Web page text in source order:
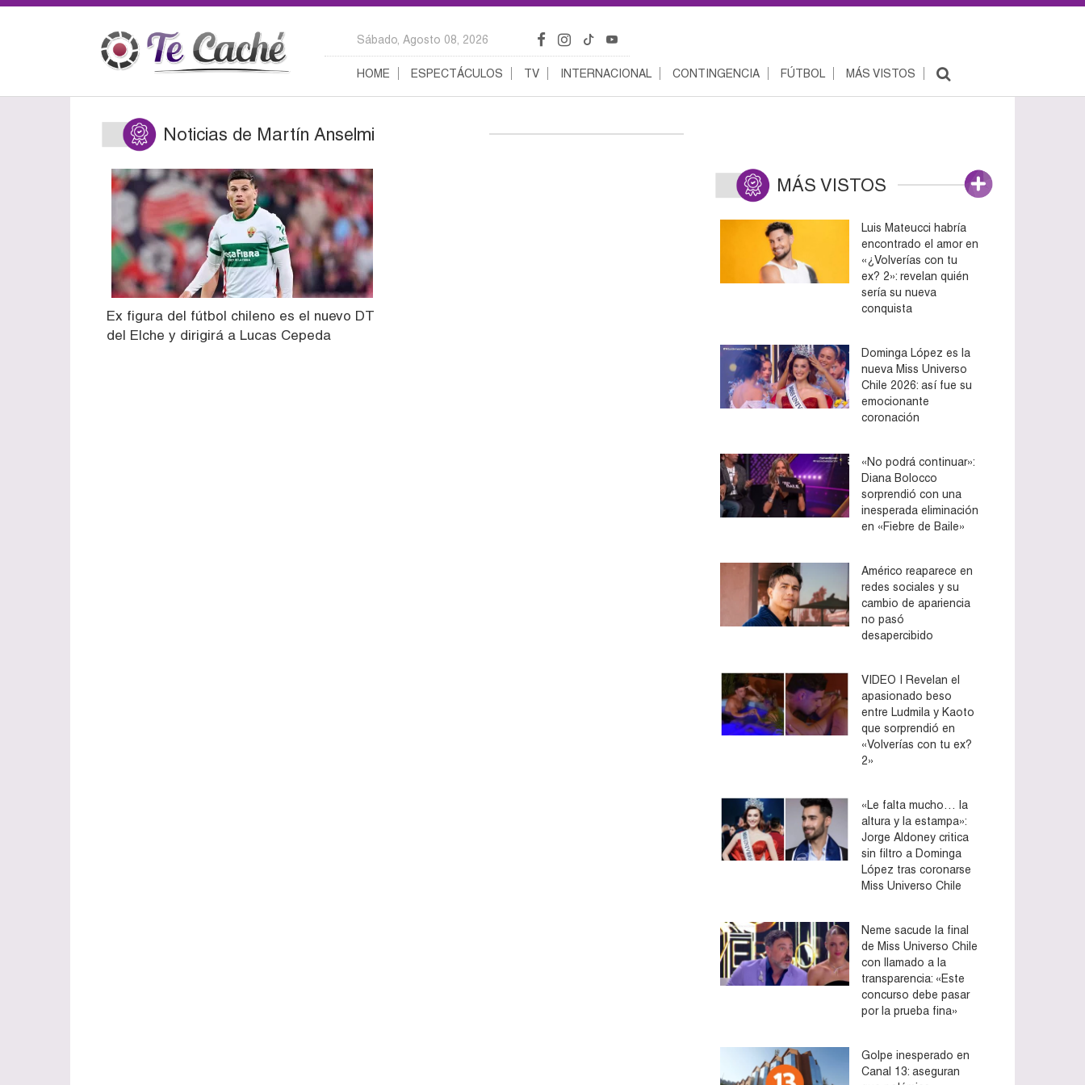
Sábado, Agosto 08, 2026
HOME ESPECTÁCULOS TV INTERNACIONAL CONTINGENCIA FÚTBOL MÁS VISTOS
Noticias de Martín Anselmi
Ex figura del fútbol chileno es el nuevo DT
del Elche y dirigirá a Lucas Cepeda
MÁS VISTOS
Luis Mateucci habría
encontrado el amor en
«¿Volverías con tu
ex? 2»: revelan quién
sería su nueva
conquista
Dominga López es la
nueva Miss Universo
Chile 2026: así fue su
emocionante
coronación
«No podrá continuar»:
Diana Bolocco
sorprendió con una
inesperada eliminación
en «Fiebre de Baile»
Américo reaparece en
redes sociales y su
cambio de apariencia
no pasó
desapercibido
VIDEO | Revelan el
apasionado beso
entre Ludmila y Kaoto
que sorprendió en
«Volverías con tu ex?
2»
«Le falta mucho… la
altura y la estampa»:
Jorge Aldoney critica
sin filtro a Dominga
López tras coronarse
Miss Universo Chile
Neme sacude la final
de Miss Universo Chile
con llamado a la
transparencia: «Este
concurso debe pasar
por la prueba fina»
Golpe inesperado en
Canal 13: aseguran